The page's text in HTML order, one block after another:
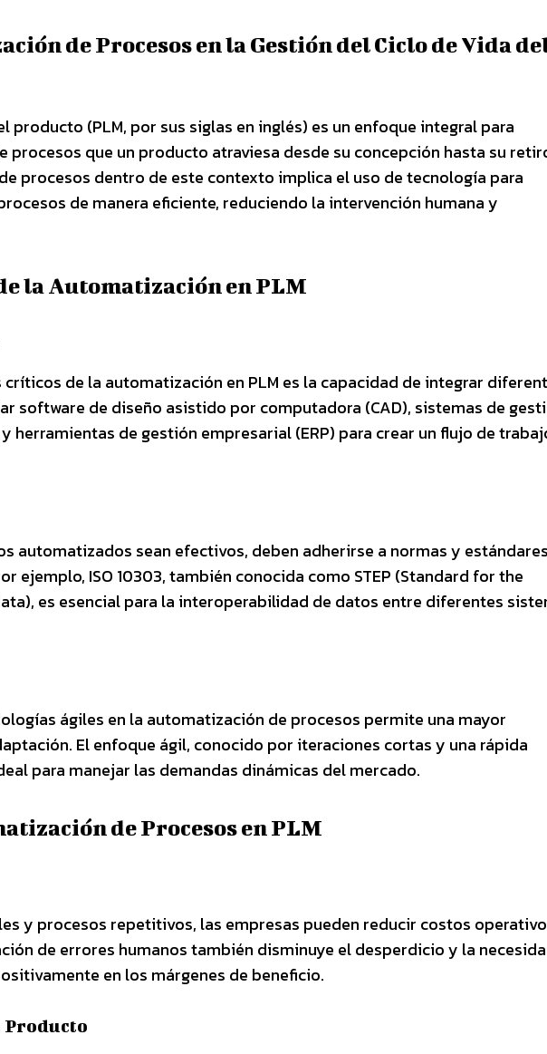
de Procesos en la Gestión del Ciclo de Vida
producto (PLM, por sus siglas en inglés) es un enfoque integral para
procesos que un producto atraviesa desde su concepción hasta su
procesos dentro de este contexto implica el uso de tecnología para
de manera eficiente, reduciendo la intervención humana y
la Automatización en PLM
de la automatización en PLM es la capacidad de integrar
software de diseño asistido por computadora (CAD), sistemas de
herramientas de gestión empresarial (ERP) para crear un flujo de
automatizados sean efectivos, deben adherirse a normas y estándares
ejemplo, ISO 10303, también conocida como STEP (Standard for the
es esencial para la interoperabilidad de datos entre diferentes
ágiles en la automatización de procesos permite una mayor
El enfoque ágil, conocido por iteraciones cortas y una rápida
para manejar las demandas dinámicas del mercado.
de Procesos en PLM
y procesos repetitivos, las empresas pueden reducir costos
de errores humanos también disminuye el desperdicio y la
en los márgenes de beneficio.
Producto